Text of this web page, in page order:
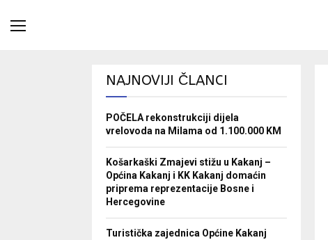
NAJNOVIJI ČLANCI
POČELA rekonstrukciji dijela
vrelovoda na Milama od 1.100.000 KM
Košarkaški Zmajevi stižu u Kakanj –
Općina Kakanj i KK Kakanj domaćin
priprema reprezentacije Bosne i
Hercegovine
Turistička zajednica Općine Kakanj